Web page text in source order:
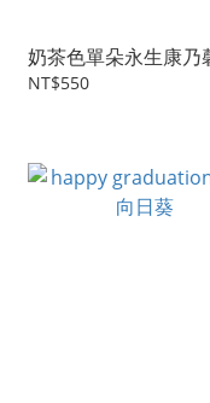
奶茶色單朵永生康乃
NT$550